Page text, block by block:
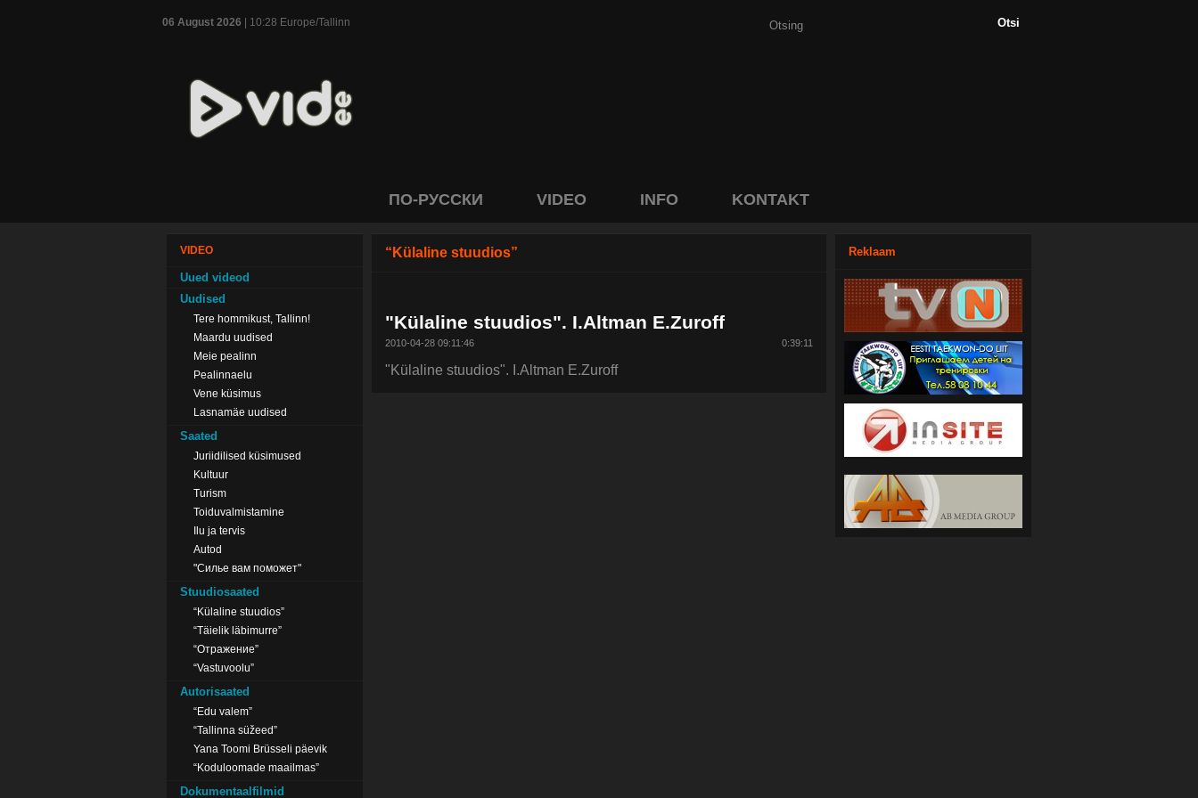
06 August 2026 | 10:28 Europe/Tallinn
ПО-РУССКИ VIDEO INFO KONTAKT
VIDEO
Uued videod
Uudised
Tere hommikust, Tallinn!
Maardu uudised
Meie pealinn
Pealinnaelu
Vene küsimus
Lasnamäe uudised
Saated
Juriidilised küsimused
Kultuur
Turism
Toiduvalmistamine
Ilu ja tervis
Autod
"Силье вам поможет"
Stuudiosaated
“Külaline stuudios”
“Täielik läbimurre”
“Отражение”
“Vastuvoolu”
Autorisaated
“Edu valem”
“Tallinna süžeed”
Yana Toomi Brüsseli päevik
“Koduloomade maailmas”
Dokumentaalfilmid
“Külaline stuudios”
"Külaline stuudios". I.Altman E.Zuroff
2010-04-28 09:11:46 0:39:11
"Külaline stuudios". I.Altman E.Zuroff
Reklaam